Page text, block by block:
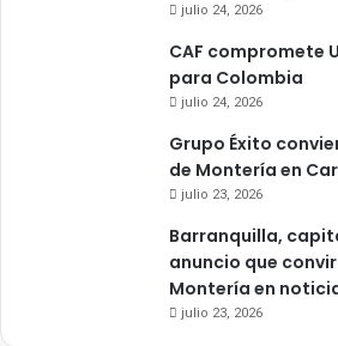
julio 24, 2026
CAF compromete
para Colombia
julio 24, 2026
Grupo Éxito
de Montería en
julio 23, 2026
Barranquilla,
anuncio que
Montería en
julio 23, 2026